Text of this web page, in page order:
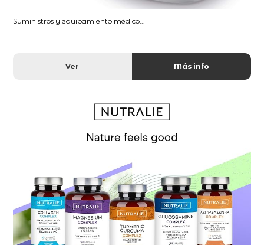
Suministros y equipamiento médico...
Ver Más info